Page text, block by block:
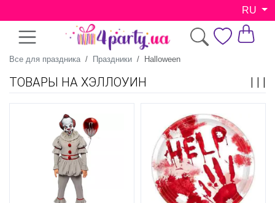
RU
Все для праздника Праздники Halloween
ТОВАРЫ НА ХЭЛЛОУИН